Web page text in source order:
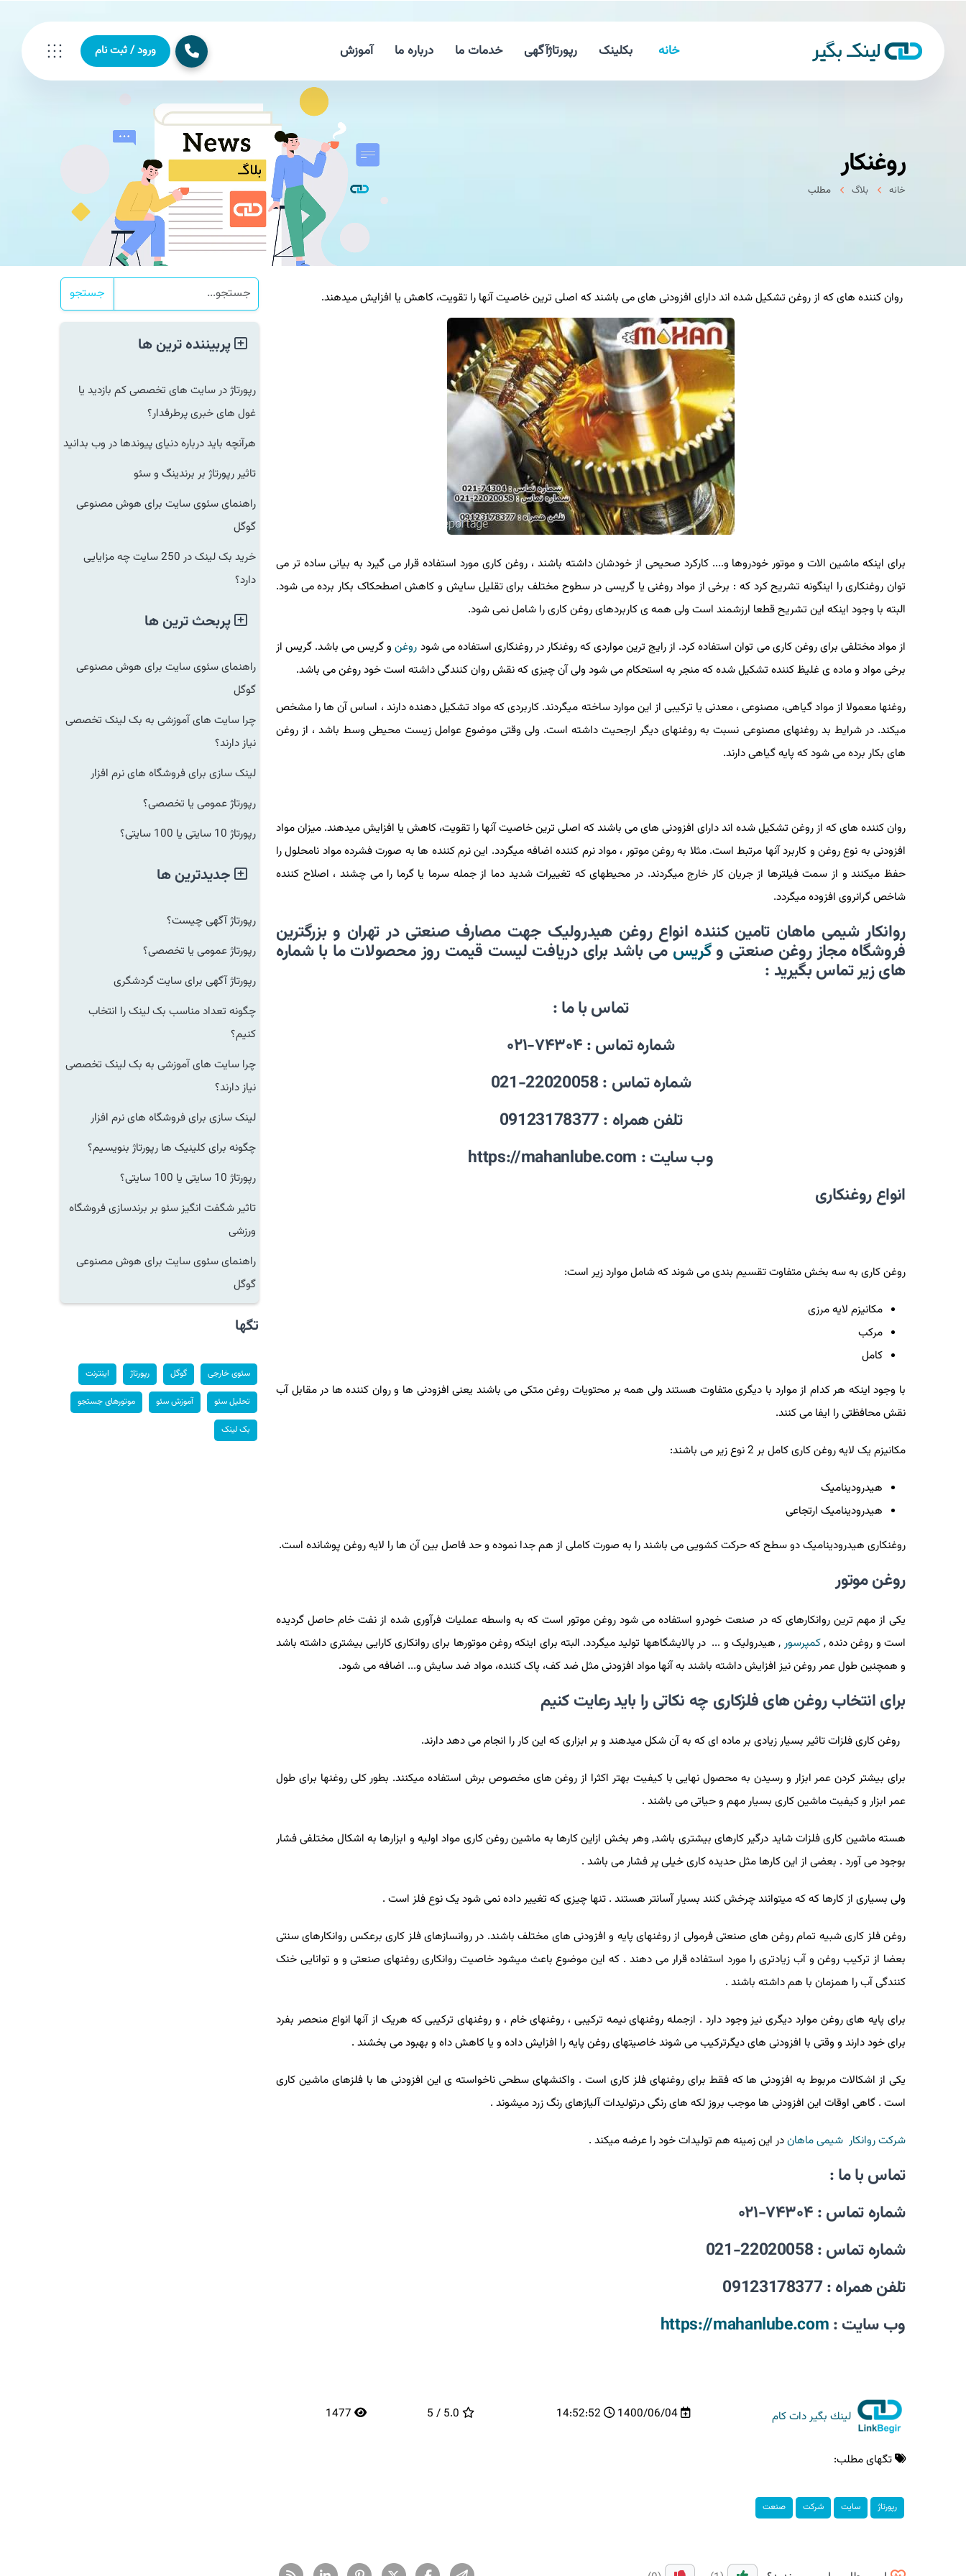
خانه بکلینک رپورتاژآگهی خدمات ما درباره ما آموزش ورود / ثبت نام
روغنکار
خانه بلاگ مطلب
روان کننده های که از روغن تشکیل شده اند دارای افزودنی های می باشند که اصلی ترین خاصیت آنها را تقویت، کاهش یا افزایش میدهند.
برای اینکه ماشین الات و موتور خودروها و.... کارکرد صحیحی از خودشان داشته باشند ، روغن کاری مورد استفاده قرار می گیرد به بیانی ساده تر می
توان روغنکاری را اینگونه تشریح کرد که : برخی از مواد روغنی یا گریسی در سطوح مختلف برای تقلیل سایش و کاهش اصطحکاک بکار برده می شود.
البته با وجود اینکه این تشریح قطعا ارزشمند است ولی همه ی کاربردهای روغن کاری را شامل نمی شود.
از مواد مختلفی برای روغن کاری می توان استفاده کرد. از رایج ترین مواردی که روغنکار در روغنکاری استفاده می شود روغنو گریس می باشد. گریس از
برخی مواد و ماده ی غلیظ کننده تشکیل شده که منجر به استحکام می شود ولی آن چیزی که نقش روان کنندگی داشته است خود روغن می باشد.
روغنها معمولا از مواد گیاهی، مصنوعی ، معدنی یا ترکیبی از این موارد ساخته میگردند. کاربردی که مواد تشکیل دهنده دارند ، اساس آن ها را مشخص
میکند. در شرایط بد روغنهای مصنوعی نسبت به روغنهای دیگر ارجحیت داشته است. ولی وقتی موضوع عوامل زیست محیطی وسط باشد ، از روغن
های بکار برده می شود که پایه گیاهی دارند.
روان کننده های که از روغن تشکیل شده اند دارای افزودنی های می باشند که اصلی ترین خاصیت آنها را تقویت، کاهش یا افزایش میدهند. میزان مواد
افزودنی به نوع روغن و کاربرد آنها مرتبط است. مثلا به روغن موتور ، مواد نرم کننده اضافه میگردد. این نرم کننده ها به صورت فشرده مواد نامحلول را
حفظ میکنند و از سمت فیلترها از جریان کار خارج میگردند. در محیطهای که تغییرات شدید دما از جمله سرما یا گرما را می چشند ، اصلاح کننده
شاخص گرانروی افزوده میگردد.
روانکار شیمی ماهان تامین کننده انواع روغن هیدرولیک جهت مصارف صنعتی در تهران و بزرگترین
فروشگاه مجاز روغن صنعتی وگریس می باشد برای دریافت لیست قیمت روز محصولات ما با شماره
های زیر تماس بگیرید :
تماس با ما :
شماره تماس : ۷۴۳۰۴-۰۲۱
شماره تماس : 22020058-021
تلفن همراه : 09123178377
وب سایت : https://mahanlube.com
انواع روغنکاری
روغن کاری به سه بخش متفاوت تقسیم بندی می شوند که شامل موارد زیر است:
مکانیزم لایه مرزی
مرکب
کامل
با وجود اینکه هر کدام از موارد با دیگری متفاوت هستند ولی همه بر محتویات روغن متکی می باشند یعنی افزودنی ها و روان کننده ها در مقابل آب
نقش محافظتی را ایفا می کنند.
مکانیزم یک لایه روغن کاری کامل بر 2 نوع زیر می باشند:
هیدرودینامیک
هیدرودینامیک ارتجاعی
روغنکاری هیدرودینامیک دو سطح که حرکت کشویی می باشند را به صورت کاملی از هم جدا نموده و حد فاصل بین آن ها را لایه روغن پوشانده است.
روغن موتور
یکی از مهم ترین روانکارهای که در صنعت خودرو استفاده می شود روغن موتور است که به واسطه عملیات فرآوری شده از نفت خام حاصل گردیده
است و روغن دنده ,کمپرسور , هیدرولیک و ... در پالایشگاهها تولید میگردد. البته برای اینکه روغن موتورها برای روانکاری کارایی بیشتری داشته باشد
و همچنین طول عمر روغن نیز افزایش داشته باشند به آنها مواد افزودنی مثل ضد کف، پاک کننده، مواد ضد سایش و... اضافه می شود.
برای انتخاب روغن های فلزکاری چه نکاتی را باید رعایت کنیم
روغن کاری فلزات تاثیر بسیار زیادی بر ماده ای که به آن شکل میدهند و بر ابزاری که این کار را انجام می دهد دارند.
برای بیشتر کردن عمر ابزار و رسیدن به محصول نهایی با کیفیت بهتر اکثرا از روغن های مخصوص برش استفاده میکنند. بطور کلی روغنها برای طول
عمر ابزار و کیفیت ماشین کاری بسیار مهم و حیاتی می باشند .
هسته ماشین کاری فلزات شاید درگیر کارهای بیشتری باشد, وهر بخش ازاین کارها به ماشین روغن کاری مواد اولیه و ابزارها به اشکال مختلفی فشار
بوجود می آورد . بعضی از این کارها مثل حدیده کاری خیلی پر فشار می باشد .
ولی بسیاری از کارها که که میتوانند چرخش کنند بسیار آسانتر هستند . تنها چیزی که تغییر داده نمی شود یک نوع فلز است .
روغن فلز کاری شبیه تمام روغن های صنعتی فرمولی از روغنهای پایه و افزودنی های مختلف باشند. در روانسازهای فلز کاری برعکس روانکارهای سنتی
بعضا از ترکیب روغن و آب زیادتری را مورد استفاده قرار می دهند . که این موضوع باعث میشود خاصیت روانکاری روغنهای صنعتی و و توانایی خنک
کنندگی آب را همزمان با هم داشته باشند .
برای پایه های روغن موارد دیگری نیز وجود دارد . ازجمله روغنهای نیمه ترکیبی ، روغنهای خام ، و روغنهای ترکیبی که هریک از آنها انواع منحصر بفرد
برای خود دارند و وقتی با افزودنی های دیگرترکیب می شوند خاصیتهای روغن پایه را افزایش داده و یا کاهش داه و بهبود می بخشند .
یکی از اشکالات مربوط به افزودنی ها که فقط برای روغنهای فلز کاری است . واکنشهای سطحی ناخواسته ی این افزودنی ها با فلزهای ماشین کاری
است . گاهی اوقات این افزودنی ها موجب بروز لکه های رنگی درتولیدات آلیازهای رنگ زرد میشوند .
شرکت روانکار شیمی ماهاندر این زمینه هم تولیدات خود را عرضه میکند .
تماس با ما :
شماره تماس : ۷۴۳۰۴-۰۲۱
شماره تماس : 22020058-021
تلفن همراه : 09123178377
وب سایت :https://mahanlube.com
لینك بگیر دات كام 1400/06/04
14:52:52
5.0 / 5
1477
تگهای مطلب:
رپورتاژ سایت شركت صنعت
جستجو
پربیننده ترین ها
رپورتاژ در سایت های تخصصی کم بازدید یا
غول های خبری پرطرفدار؟
هرآنچه باید درباره دنیای پیوندها در وب بدانید
تاثیر رپورتاژ بر برندینگ و سئو
راهنمای سئوی سایت برای هوش مصنوعی
گوگل
خرید بک لینک در 250 سایت چه مزایایی
دارد؟
پربحث ترین ها
راهنمای سئوی سایت برای هوش مصنوعی
گوگل
چرا سایت های آموزشی به بک لینک تخصصی
نیاز دارند؟
لینک سازی برای فروشگاه های نرم افزار
رپورتاژ عمومی یا تخصصی؟
رپورتاژ 10 سایتی یا 100 سایتی؟
جدیدترین ها
رپورتاژ آگهی چیست؟
رپورتاژ عمومی یا تخصصی؟
رپورتاژ آگهی برای سایت گردشگری
چگونه تعداد مناسب بک لینک را انتخاب
کنیم؟
چرا سایت های آموزشی به بک لینک تخصصی
نیاز دارند؟
لینک سازی برای فروشگاه های نرم افزار
چگونه برای کلینیک ها رپورتاژ بنویسیم؟
رپورتاژ 10 سایتی یا 100 سایتی؟
تاثیر شگفت انگیز سئو بر برندسازی فروشگاه
ورزشی
راهنمای سئوی سایت برای هوش مصنوعی
گوگل
تگها
سئوی خارجی گوگل رپورتاژ اینترنت
تحلیل سئو آموزش سئو موتورهای جستجو
بک لینک